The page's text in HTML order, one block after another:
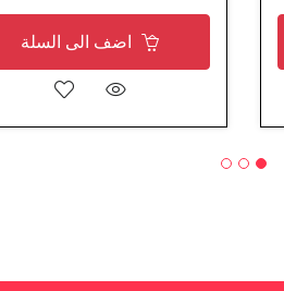
اضف الى السلة